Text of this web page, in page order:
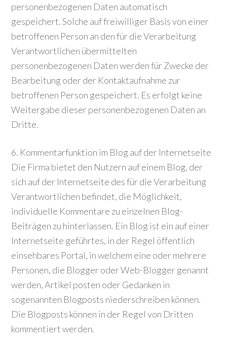
personenbezogenen Daten automatisch
gespeichert. Solche auf freiwilliger Basis von einer
betroffenen Person an den für die Verarbeitung
Verantwortlichen übermittelten
personenbezogenen Daten werden für Zwecke der
Bearbeitung oder der Kontaktaufnahme zur
betroffenen Person gespeichert. Es erfolgt keine
Weitergabe dieser personenbezogenen Daten an
Dritte.
6. Kommentarfunktion im Blog auf der Internetseite
Die Firma bietet den Nutzern auf einem Blog, der
sich auf der Internetseite des für die Verarbeitung
Verantwortlichen befindet, die Möglichkeit,
individuelle Kommentare zu einzelnen Blog-
Beiträgen zu hinterlassen. Ein Blog ist ein auf einer
Internetseite geführtes, in der Regel öffentlich
einsehbares Portal, in welchem eine oder mehrere
Personen, die Blogger oder Web-Blogger genannt
werden, Artikel posten oder Gedanken in
sogenannten Blogposts niederschreiben können.
Die Blogposts können in der Regel von Dritten
kommentiert werden.